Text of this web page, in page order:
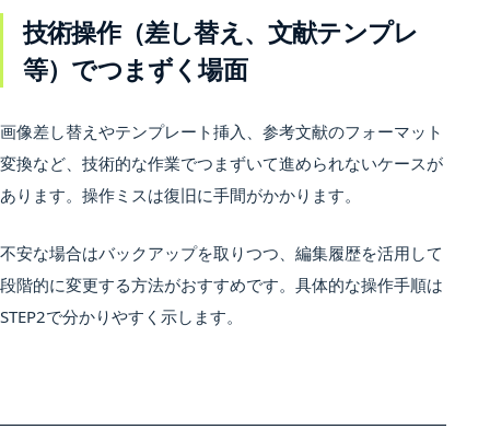
技術操作（差し替え、文献テンプレ
等）でつまずく場面
画像差し替えやテンプレート挿入、参考文献のフォーマット
変換など、技術的な作業でつまずいて進められないケースが
あります。操作ミスは復旧に手間がかかります。
不安な場合はバックアップを取りつつ、編集履歴を活用して
段階的に変更する方法がおすすめです。具体的な操作手順は
STEP2で分かりやすく示します。